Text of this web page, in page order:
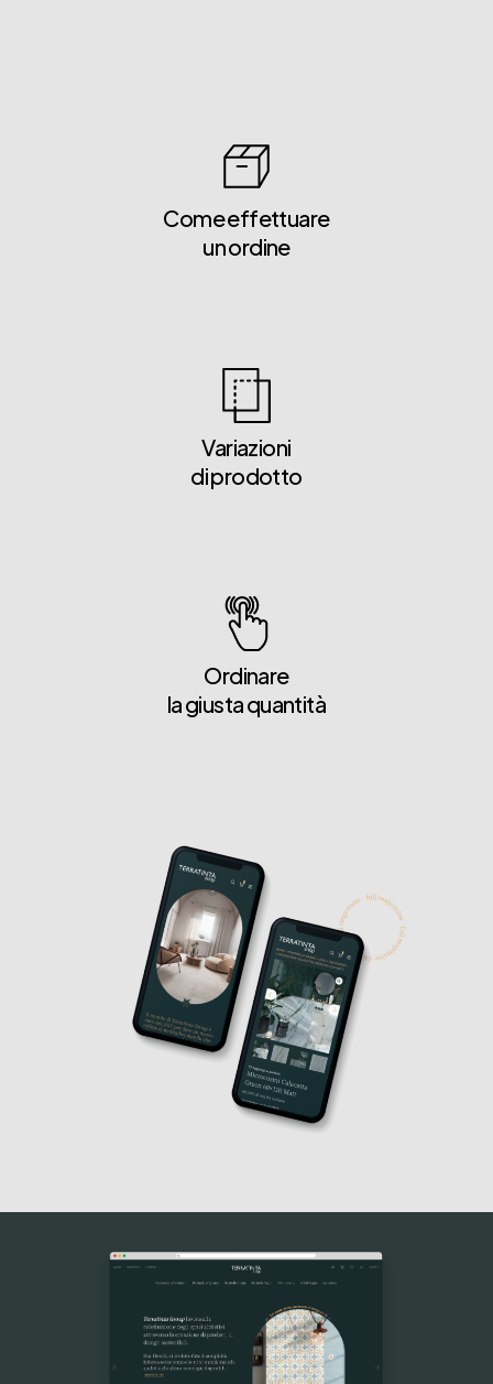
Come effettuare
un ordine
Variazioni
di prodotto
Ordinare
la giusta quantità